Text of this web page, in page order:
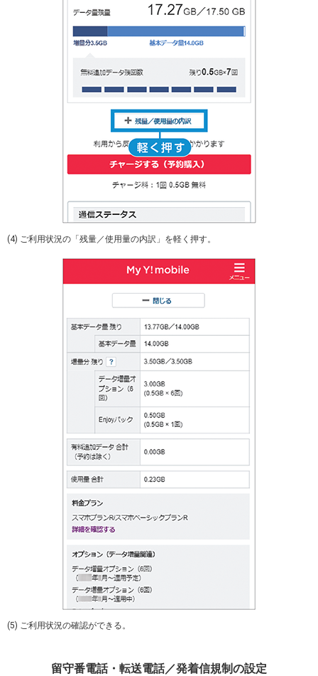
(4) ご利用状況の「残量／使用量の内訳」を軽く押す。
(5) ご利用状況の確認ができる。
留守番電話・転送電話／発着信規制の設定